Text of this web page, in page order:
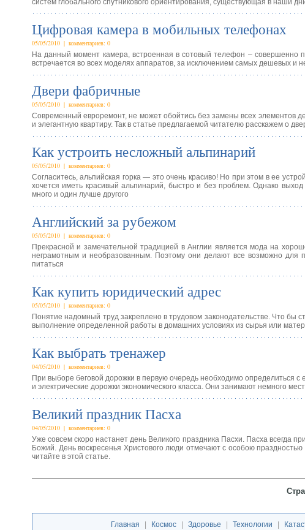
систем глобального спутникового ориентирования, существующая в наши
Цифровая камера в мобильных телефонах
05/05/2010 | комментариев: 0
На данный момент камера, встроенная в сотовый телефон – совершенно
встречается во всех моделях аппаратов, за исключением самых дешевых и
Двери фабричные
05/05/2010 | комментариев: 0
Современный евроремонт, не может обойтись без замены всех элементов
и элегантную квартиру. Так в статье предлагаемой читателю расскажем о
Как устроить несложный альпинарий
05/05/2010 | комментариев: 0
Согласитесь, альпийская горка — это очень красиво! Но при этом в ее
хочется иметь красивый альпинарий, быстро и без проблем. Однако
много и один лучше другого
Английский за рубежом
05/05/2010 | комментариев: 0
Прекрасной и замечательной традицией в Англии является мода на
неграмотным и необразованным. Поэтому они делают все возможно для
питаться
Как купить юридический адрес
05/05/2010 | комментариев: 0
Понятие надомный труд закреплено в трудовом законодательстве. Что бы
выполнение определенной работы в домашних условиях из сырья или
Как выбрать тренажер
04/05/2010 | комментариев: 0
При выборе беговой дорожки в первую очередь необходимо определиться
и электрические дорожки экономического класса. Они занимают немного
Великий праздник Пасха
04/05/2010 | комментариев: 0
Уже совсем скоро настанет день Великого праздника Пасхи. Пасха всегда
Божий. День воскресенья Христового люди отмечают с особою
читайте в этой статье.
Главная Космос Здоровье Технологии